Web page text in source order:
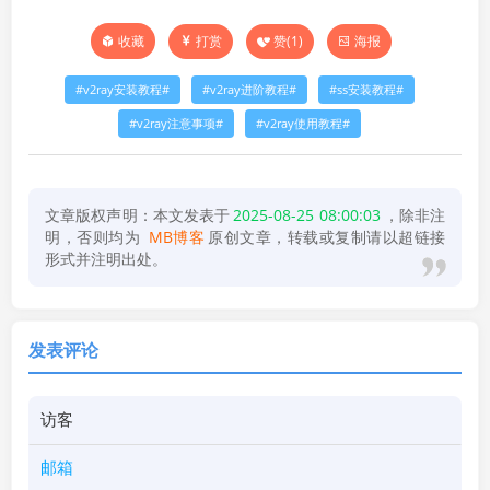
收藏 打赏 赞(1) 海报
v2ray安装教程 v2ray进阶教程 ss安装教程
v2ray注意事项 v2ray使用教程
文章版权声明：本文发表于2025-08-25 08:00:03 ，除非注
明，否则均为 MB博客 原创文章，转载或复制请以超链接
形式并注明出处。
发表评论